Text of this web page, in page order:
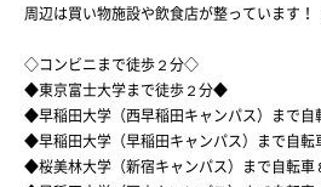
周辺は買い物施設や飲食店が整っています！
◇コンビニまで徒歩２分◇
◆東京富士大学まで徒歩２分◆
◆早稲田大学（西早稲田キャンパス）まで
◆早稲田大学（早稲田キャンパス）まで自
◆桜美林大学（新宿キャンパス）まで自転